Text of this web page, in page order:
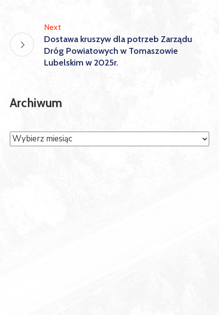
Next
Dostawa kruszyw dla potrzeb Zarządu
Dróg Powiatowych w Tomaszowie
Lubelskim w 2025r.
Archiwum